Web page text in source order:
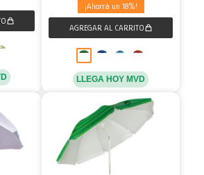
18
LLEGA HOY MVD